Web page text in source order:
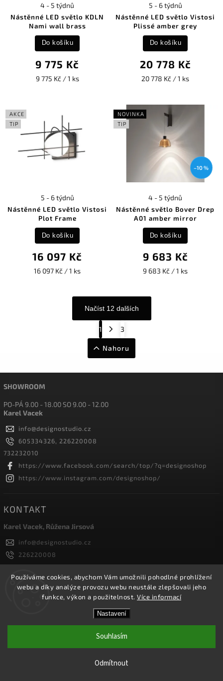
Používáme cookies, abychom Vám umožnili pohodlné prohlížení
webu a díky analýze provozu webu neustále zlepšovali jeho
funkce, výkon a použitelnost. Více informací
Nastavení
Odmítnout
Souhlasím
Nástěnné LED světlo KDLN
Nami wall brass
4 - 5 týdnů
9 775 Kč
9 775 Kč / 1 ks
Do košíku
Nástěnné LED světlo Vistosi
Plissé amber grey
5 - 6 týdnů
20 778 Kč
20 778 Kč / 1 ks
Do košíku
AKCE
TIP
Nástěnné LED světlo Vistosi
Plot Frame
5 - 6 týdnů
16 097 Kč
16 097 Kč / 1 ks
Do košíku
NOVINKA
TIP
–10 %
Nástěnné světlo Bover Drep
A01 amber mirror
4 - 5 týdnů
9 683 Kč
9 683 Kč / 1 ks
Do košíku
Načíst 12 dalších
1 3
Nahoru
SHOWROOM
PO-PÁ 9.00 - 18.00 SO 9.00 - 12.00
Karel Vacek
info@designostudio.cz
605334326, 226220008
732232010
https://www.facebook.com/search/top/?q=designoshop
https://www.instagram.com/designoshop/
KONTAKT
Karel Vacek, Růžena Jirsová
info@designostudio.cz
226220008
605334326, 732232010
Designoshop
designoshop
Designoshop. Všechna práva vyhrazena.